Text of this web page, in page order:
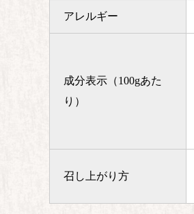
アレルギー
成分表示（100gあた
り）
召し上がり方